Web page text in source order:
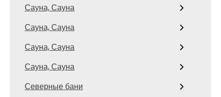
Сауна, Сауна
Сауна, Сауна
Сауна, Сауна
Сауна, Сауна
Северные бани